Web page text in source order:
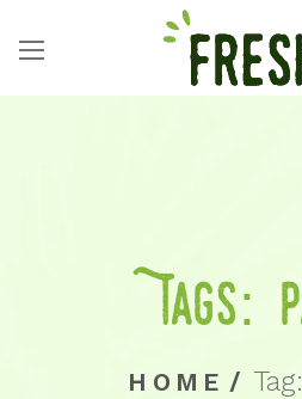
Tags:
HOME / Tag: